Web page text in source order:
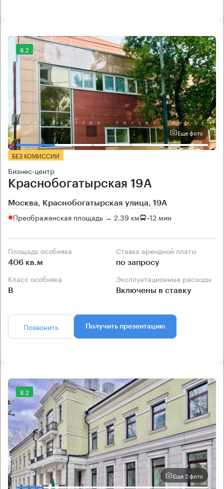
8.2
Еще фото
БЕЗ КОМИССИИ
Бизнес-центр
Краснобогатырская 19А
Москва, Краснобогатырская улица, 19А
Преображенская площадь → 2.39 км ~12 мин
Площадь особняка
406 кв.м
Ставка арендной платы
по запросу
Класс особняка
B
Эксплуатационные расходы
Включены в ставку
Позвонить Получить презентацию
8.2
Еще 2 фото